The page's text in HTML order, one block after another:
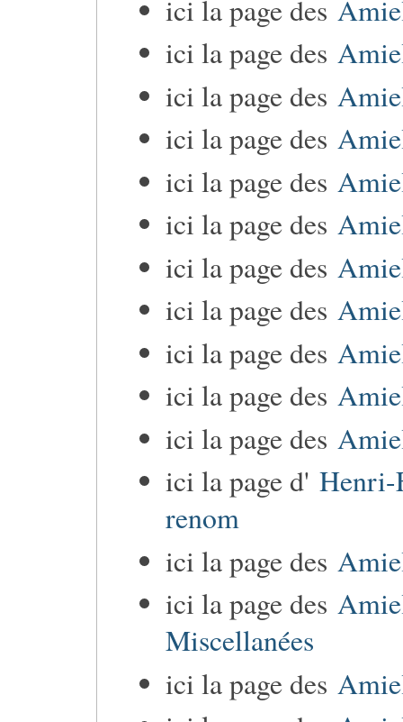
ici la page des
ici la page des
ici la page des
ici la page des
ici la page des
ici la page des
ici la page des
ici la page des
ici la page des
ici la page des
ici la page des
ici la page d' Henri-
renom
ici la page des
ici la page des
Miscellanées
ici la page des